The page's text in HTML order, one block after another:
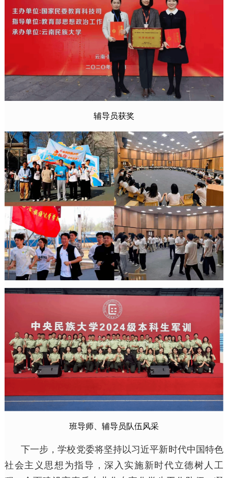
辅导员获奖
班导师、辅导员队伍风采
下一步，学校党委将坚持以习近平新时代中国特色
社会主义思想为指导，深入实施新时代立德树人工